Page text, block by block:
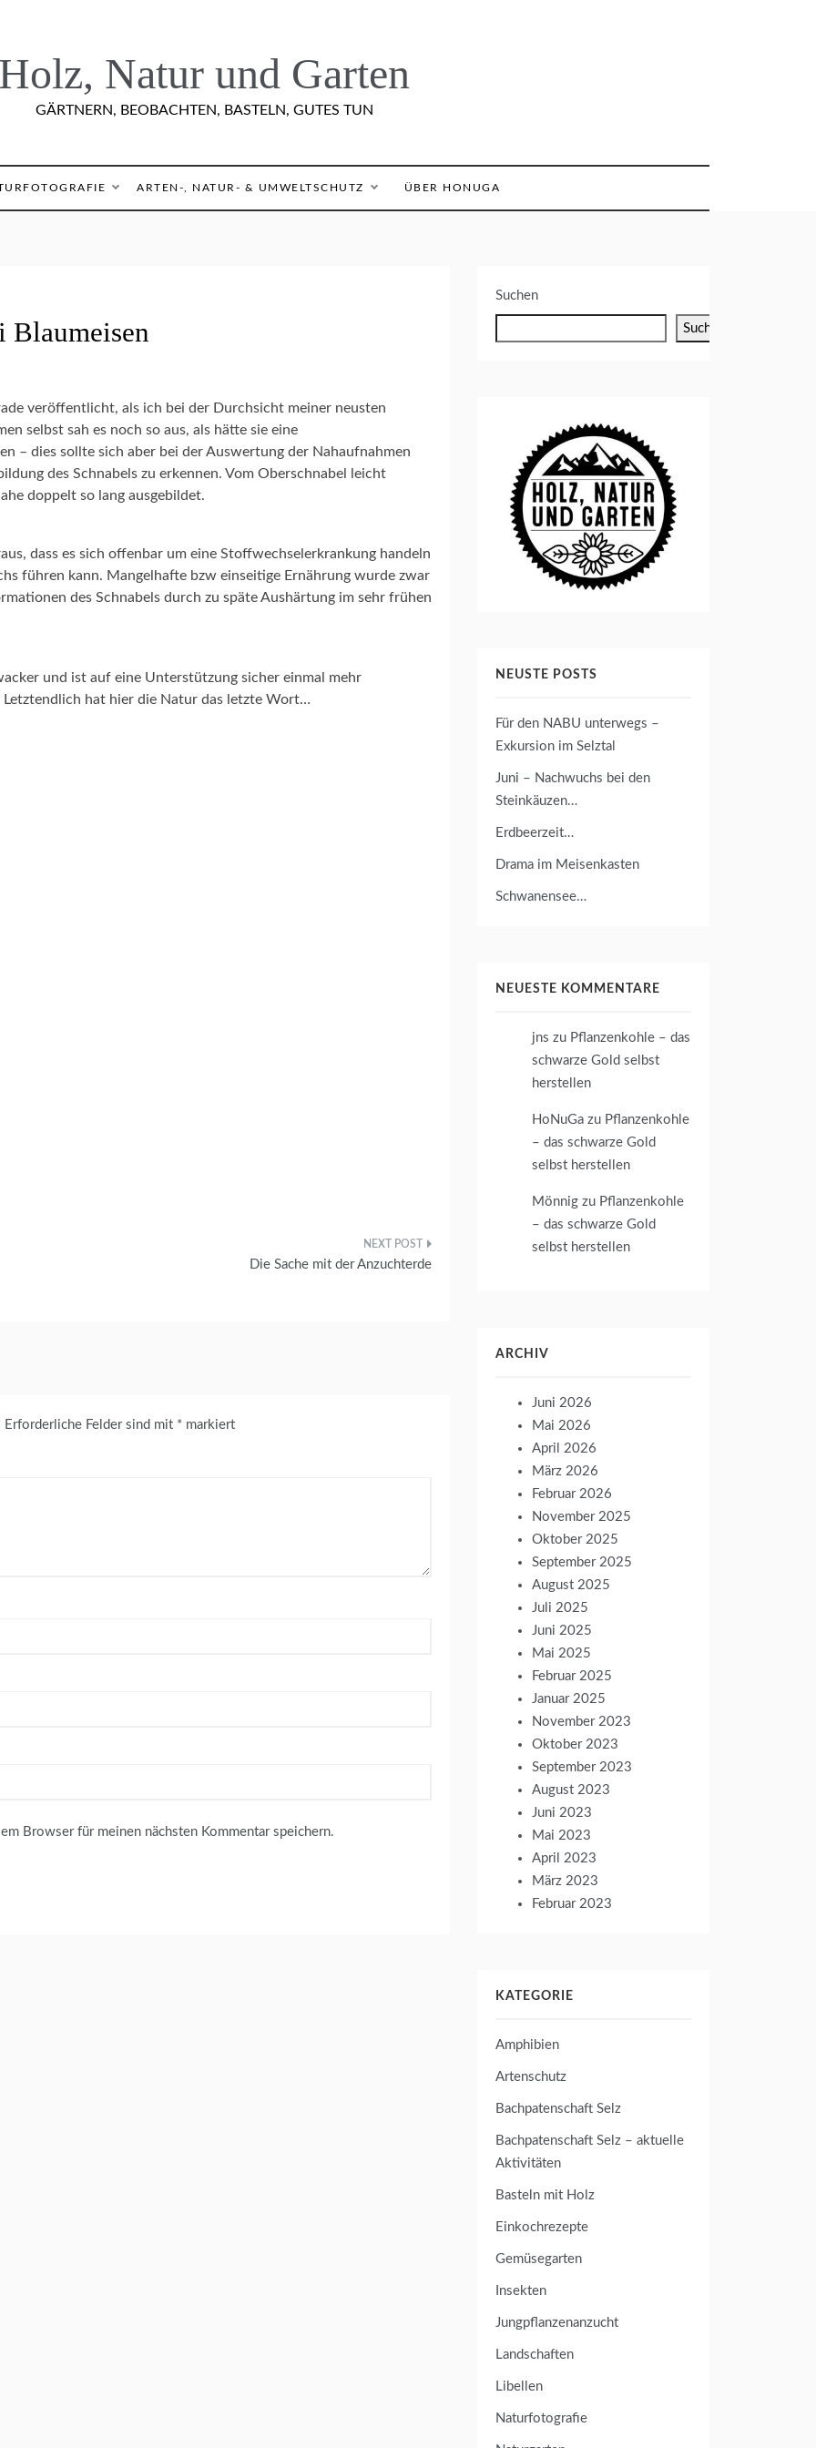
Holz, Natur und Garten
GÄRTNERN, BEOBACHTEN, BASTELN, GUTES TUN
ARTEN-, NATUR- & UMWELTSCHUTZ ÜBER HONUGA
Blaumeisen
veröffentlicht, als ich bei der Durchsicht meiner neusten
selbst sah es noch so aus, als hätte sie eine
– dies sollte sich aber bei der Auswertung der Nahaufnahmen
des Schnabels zu erkennen. Vom Oberschnabel leicht
doppelt so lang ausgebildet.
dass es sich offenbar um eine Stoffwechselerkrankung handeln
führen kann. Mangelhafte bzw einseitige Ernährung wurde zwar
des Schnabels durch zu späte Aushärtung im sehr frühen
und ist auf eine Unterstützung sicher einmal mehr
Letztendlich hat hier die Natur das letzte Wort…
Die Sache mit der Anzuchterde
Erforderliche Felder sind mit * markiert
Browser für meinen nächsten Kommentar speichern.
Suchen
Suchen
NEUSTE POSTS
Für den NABU unterwegs –
Exkursion im Selztal
Juni – Nachwuchs bei den
Steinkäuzen…
Erdbeerzeit…
Drama im Meisenkasten
Schwanensee…
NEUESTE KOMMENTARE
jns zu Pflanzenkohle – das
schwarze Gold selbst
herstellen
HoNuGa zu Pflanzenkohle
– das schwarze Gold
selbst herstellen
Mönnig zu Pflanzenkohle
– das schwarze Gold
selbst herstellen
ARCHIV
Juni 2026
Mai 2026
April 2026
März 2026
Februar 2026
November 2025
Oktober 2025
September 2025
August 2025
Juli 2025
Juni 2025
Mai 2025
Februar 2025
Januar 2025
November 2023
Oktober 2023
September 2023
August 2023
Juni 2023
Mai 2023
April 2023
März 2023
Februar 2023
KATEGORIE
Amphibien
Artenschutz
Bachpatenschaft Selz
Bachpatenschaft Selz – aktuelle
Aktivitäten
Basteln mit Holz
Einkochrezepte
Gemüsegarten
Insekten
Jungpflanzenanzucht
Landschaften
Libellen
Naturfotografie